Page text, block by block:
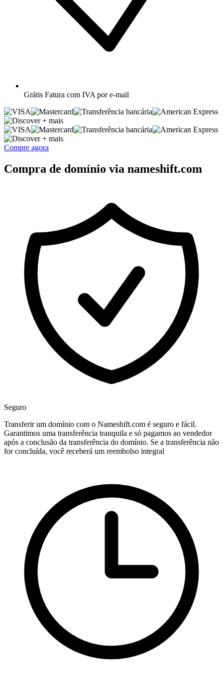
Grátis Fatura com IVA por e-mail
+ mais
+ mais
Compre agora
Compra de domínio via nameshift.com
Seguro
Transferir um domínio com o Nameshift.com é seguro e fácil.
Garantimos uma transferência tranquila e só pagamos ao vendedor
após a conclusão da transferência do domínio. Se a transferência não
for concluída, você receberá um reembolso integral